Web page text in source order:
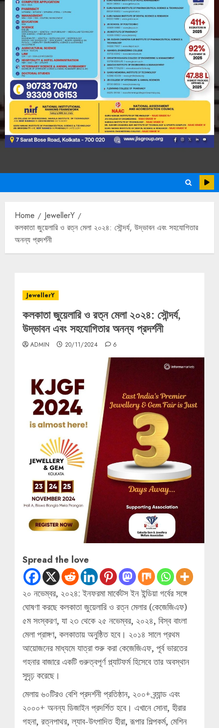
Home
JewellerY
কলকাতা জুয়েলারি ও রত্ন মেলা ২০২৪: সৌন্দর্য, উদ্ভাবন এবং সহযোগিতার
অনন্য প্রদর্শনী
JewellerY
কলকাতা জুয়েলারি ও রত্ন মেলা ২০২৪: সৌন্দর্য,
উদ্ভাবন এবং সহযোগিতার অনন্য প্রদর্শনী
ADMIN 20/11/2024 6
Spread the love
২০ নভেম্বর, ২০২৪: ইনফরমা মার্কেটস ইন ইন্ডিয়া গর্বের সঙ্গে
ঘোষণা করছে কলকাতা জুয়েলারি ও রত্ন মেলার (কেজেজিএফ)
৫ম সংস্করণ, যা ২৩ থেকে ২৫ নভেম্বর, ২০২৪, বিস্ব বাংলা
মেলা প্রাঙ্গণ, কলকাতায় অনুষ্ঠিত হবে। ২০১৪ সালে প্রথম
আয়োজনের মাধ্যমে যাত্রা শুরু করা কেজেজিএফ, পূর্ব ভারতের
গহনার বাজারে একটি গুরুত্বপূর্ণ প্ল্যাটফর্ম হিসেবে তার অবস্থান
সুদৃঢ় করেছে।
মেলায় ৬০টিরও বেশি প্রদর্শনী প্রতিষ্ঠান, ২০০+ ব্র্যান্ড এবং
২০০০+ অনন্য ডিজাইন প্রদর্শিত হবে। এখানে সোনা, হীরার
গহনা, রত্নপাথর, ল্যাব-উৎপাদিত হীরা, রূপার শিল্পকর্ম, মেশিন